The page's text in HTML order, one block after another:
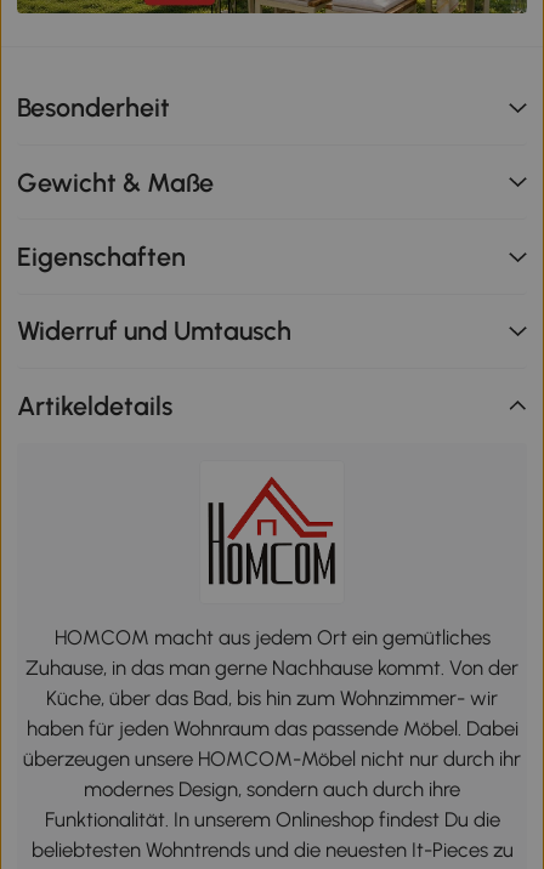
Besonderheit
Gewicht & Maße
Eigenschaften
Widerruf und Umtausch
Artikeldetails
HOMCOM macht aus jedem Ort ein gemütliches
Zuhause, in das man gerne Nachhause kommt. Von der
Küche, über das Bad, bis hin zum Wohnzimmer- wir
haben für jeden Wohnraum das passende Möbel. Dabei
überzeugen unsere HOMCOM-Möbel nicht nur durch ihr
modernes Design, sondern auch durch ihre
Funktionalität. In unserem Onlineshop findest Du die
beliebtesten Wohntrends und die neuesten It-Pieces zu